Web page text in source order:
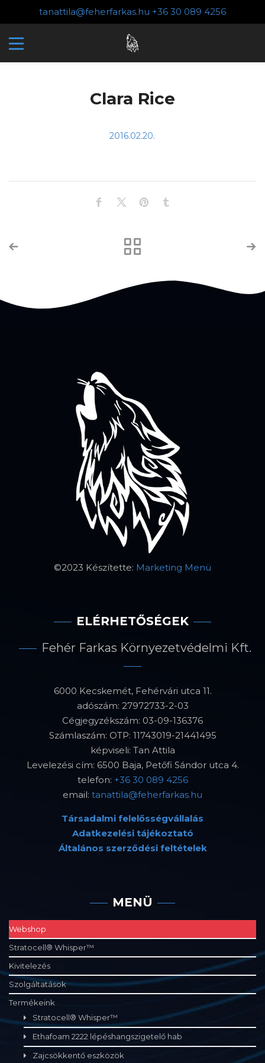
tanattila@feherfarkas.hu +36 30 089 4256
Clara Rice
2016.02.20.
©2023 Készítette: Marketing Menü
ELÉRHETŐSÉGEK
Fehér Farkas Környezetvédelmi Kft.
6000 Kecskemét, Fehérvári utca 11.
adószám: 27972733-2-03
Cégjegyzékszám: 03-09-136376
Számlaszám: OTP: 11743019-21441495
képviseli: Tan Attila
Levelezési cím: 6500 Baja, Petőfi Sándor utca 4.
telefon: +36 30 089 4256
email: tanattila@feherfarkas.hu
Társadalmi felelősségvállalás
Adatkezelési tájékoztató
Általános szerződési feltételek
MENÜ
Webshop
Stratocell® Whisper™
Kivitelezés
Szolgáltatások
Termékeink
Stratocell® Whisper™
Ethafoam 2222 lépéshangszigetelő hab
Zajcsökkentő eszközök